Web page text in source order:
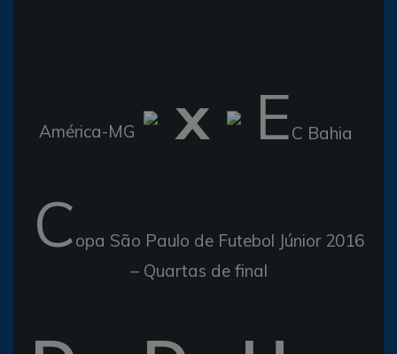
América-MG x EC Bahia
Copa São Paulo de Futebol Júnior 2016
– Quartas de final